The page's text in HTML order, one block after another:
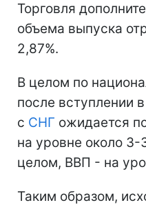
Торговля
объема выпуска
2,87%.
В целом по
после вступлении
с СНГ ожидается
на уровне около
целом, ВВП - на
Таким образом,